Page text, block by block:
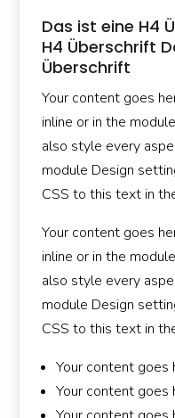
Das ist eine H4
H4 Überschrift
Überschrift
Your content goes
inline or in the
also style every
module Design
CSS to this text in
Your content goes
inline or in the
also style every
module Design
CSS to this text in
Your content goes
Your content goes